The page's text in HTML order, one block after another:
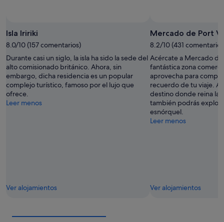
Isla Iririki
8.0/10 (157 comentarios)
Durante casi un siglo, la isla ha sido la sede del
alto comisionado británico. Ahora, sin
embargo, dicha residencia es un popular
complejo turístico, famoso por el lujo que
ofrece.
Leer menos
Ver alojamientos
Mercado de Port
8.2/10 (431
Acércate a Mercado de
fantástica zona
aprovecha para
recuerdo de tu viaje.
destino donde reina la
también podrás
esnórquel.
Leer menos
Ver alojamientos